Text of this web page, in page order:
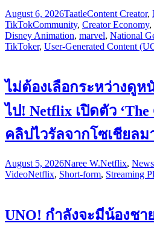
August 6, 2026TaatleContent Creator,
TikTokCommunity, Creator Economy,
Disney Animation, marvel, National
TikToker, User-Generated Content
ไม่ต้องเลือกระหว่างดู
ไป! Netflix เปิดตัว
คลิปไวรัลจากโซเชียลม
August 5, 2026Naree W.Netflix, News
VideoNetflix, Short-form, Streaming
UNO! กำลังจะมีน้องชา